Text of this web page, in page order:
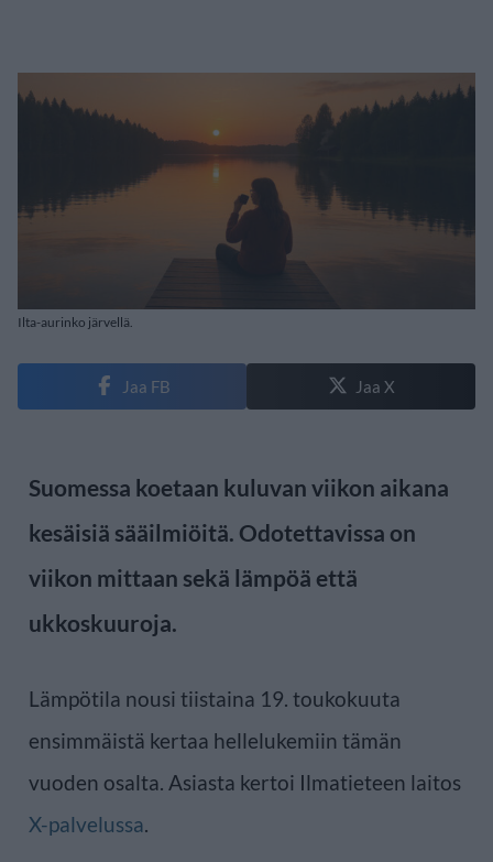
Ilta-aurinko järvellä.
Jaa FB Jaa X
Suomessa koetaan kuluvan viikon aikana
kesäisiä sääilmiöitä. Odotettavissa on
viikon mittaan sekä lämpöä että
ukkoskuuroja.
Lämpötila nousi tiistaina 19. toukokuuta
ensimmäistä kertaa hellelukemiin tämän
vuoden osalta. Asiasta kertoi Ilmatieteen laitos
X-palvelussa.